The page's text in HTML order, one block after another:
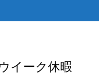
イーク休暇